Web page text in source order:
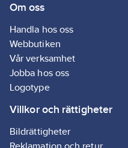
Om oss
Handla hos oss
Webbutiken
Vår verksamhet
Jobba hos oss
Logotype
Villkor och rättigheter
Bildrättigheter